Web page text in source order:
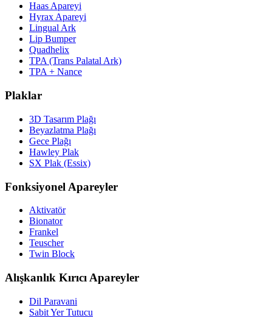
Haas Apareyi
Hyrax Apareyi
Lingual Ark
Lip Bumper
Quadhelix
TPA (Trans Palatal Ark)
TPA + Nance
Plaklar
3D Tasarım Plağı
Beyazlatma Plağı
Gece Plağı
Hawley Plak
SX Plak (Essix)
Fonksiyonel Apareyler
Aktivatör
Bionator
Frankel
Teuscher
Twin Block
Alışkanlık Kırıcı Apareyler
Dil Paravani
Sabit Yer Tutucu